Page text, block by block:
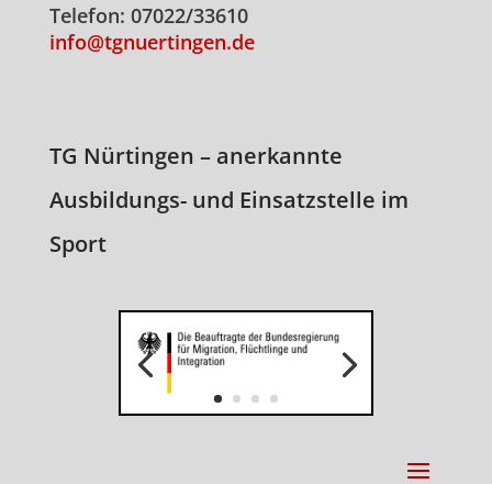
Telefon: 07022/33610
info@tgnuertingen.de
TG Nürtingen – anerkannte
Ausbildungs- und Einsatzstelle im
Sport